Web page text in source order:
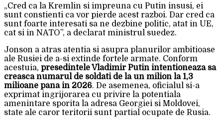
„Cred ca la Kremlin si impreuna cu Putin insusi, ei
sunt constienti ca vor pierde acest razboi. Dar cred ca
sunt foarte interesati sa ne dezbine politic, atat in UE,
cat si in NATO”, a declarat ministrul suedez.
Jonson a atras atentia si asupra planurilor ambitioase
ale Rusiei de a-si extinde fortele armate. Conform
acestuia, presedintele Vladimir Putin intentioneaza sa
creasca numarul de soldati de la un milion la 1,3
milioane pana in 2026. De asemenea, oficialul si-a
exprimat ingrijorarea cu privire la potentiala
amenintare sporita la adresa Georgiei si Moldovei,
state ale caror teritorii sunt partial ocupate de Rusia.